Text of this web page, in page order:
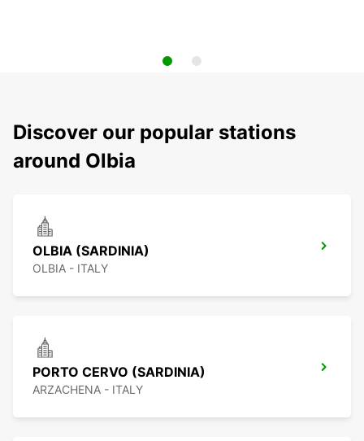
Discover our popular stations
around Olbia
OLBIA (SARDINIA)
OLBIA - ITALY
PORTO CERVO (SARDINIA)
ARZACHENA - ITALY